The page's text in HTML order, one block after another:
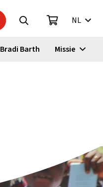
NL
Bradi Barth Missie